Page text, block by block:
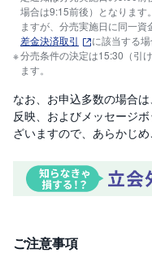
オ
プ
シ
ョ
ン
商
品
先
物
金
・
銀
チ
ナ
現物
信用
PTS
場合は9:15前後）となります
ますが、分売実施日に同一
差金決済取引
に該当する
分売条件の決定は15:30（引
ます。
なお、お申込多数の場合
反映、およびメッセージ
ざいますので、あらかじめ
ご注意事項